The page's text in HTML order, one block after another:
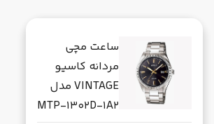
ساعت مچی
مردانه کاسیو
VINTAGE مدل
MTP-1302D-1A2